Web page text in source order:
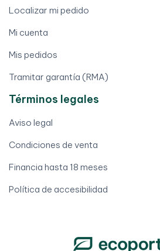
Localizar mi pedido
Mi cuenta
Mis pedidos
Tramitar garantía (RMA)
Términos legales
Aviso legal
Condiciones de venta
Financia hasta 18 meses
Política de accesibilidad